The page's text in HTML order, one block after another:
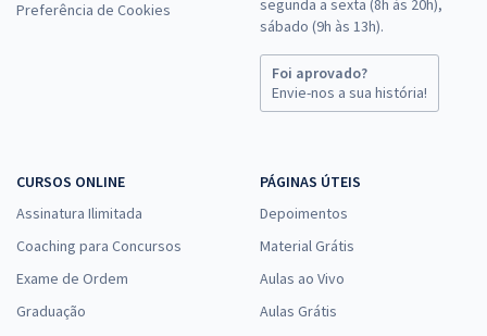
Preferência de Cookies
segunda a sexta (8h às 20h),
sábado (9h às 13h).
Foi aprovado?
Envie-nos a sua história!
CURSOS ONLINE
Assinatura Ilimitada
Coaching para Concursos
Exame de Ordem
Graduação
PÁGINAS ÚTEIS
Depoimentos
Material Grátis
Aulas ao Vivo
Aulas Grátis